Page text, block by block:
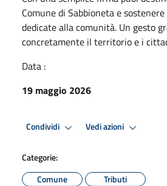
Comune di Sabbioneta e
dedicate alla comunità. Un gesto
concretamente il territorio e i
Data :
19 maggio 2026
Condividi Vedi azioni
Categorie:
Comune
Tributi